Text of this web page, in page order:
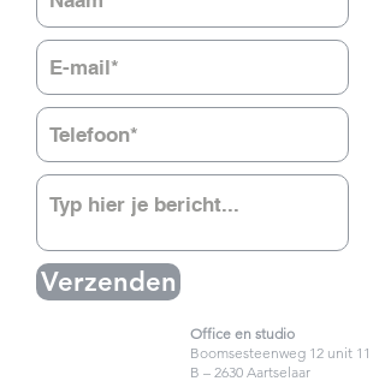
Verzenden
Office en studio
Boomsesteenweg 12 unit 11
B – 2630 Aartselaar